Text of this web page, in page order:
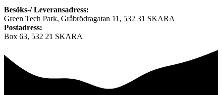
Besöks-/ Leveransadress:
Green Tech Park, Gråbrödragatan 11, 532 31 SKARA
Postadress:
Box 63, 532 21 SKARA